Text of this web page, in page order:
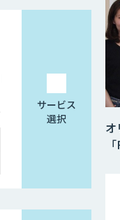
サービス
選択